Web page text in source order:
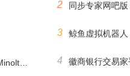
2 同步专家网吧
3 鲸鱼虚拟机器
4 徽商银行交易